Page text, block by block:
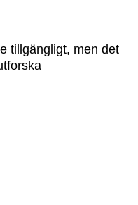
tillgängligt, men det